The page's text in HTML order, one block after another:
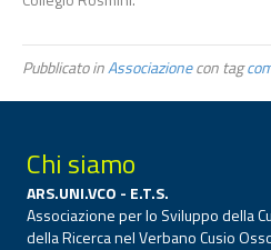
Pubblicato inAssociazionecon tag
Chi siamo
ARS.UNI.VCO - E.T.S.
Associazione per lo Sviluppo della
della Ricerca nel Verbano Cusio